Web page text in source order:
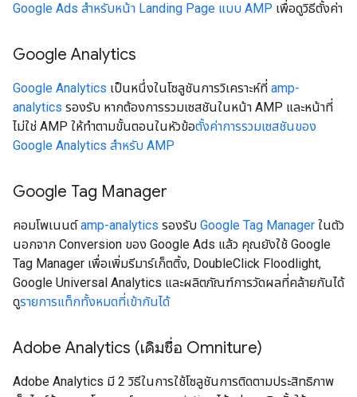
Google Ads สําหรับหน้า Landing Page แบบ AMP เพื่อดูวิธีตั้งค่า
Google Analytics
Google Analytics เป็นหนึ่งในโซลูชันการวิเคราะห์ที่ amp-
analytics รองรับ หากต้องการรวมเซสชันในหน้า AMP และหน้าที่
ไม่ใช่ AMP ให้ทําตามขั้นตอนในหัวข้อตั้งค่าการรวมเซสชันของ
Google Analytics สําหรับ AMP
Google Tag Manager
คอมโพเนนต์amp-analytics รองรับ Google Tag Manager ในตัว
นอกจาก Conversion ของ Google Ads แล้ว คุณยังใช้ Google
Tag Manager เพื่อเพิ่มรีมาร์เก็ตติ้ง, DoubleClick Floodlight,
Google Universal Analytics และผลิตภัณฑ์การวัดผลที่คล้ายกันได้
ดูรายการแท็กทั้งหมดที่เข้ากันได้
Adobe Analytics (เดิมชื่อ Omniture)
Adobe Analytics มี 2 วิธีในการใช้โซลูชันการติดตามประสิทธิภาพ